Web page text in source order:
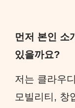
먼저 본인 소
있을까요?
저는 클라우
모빌리티, 창